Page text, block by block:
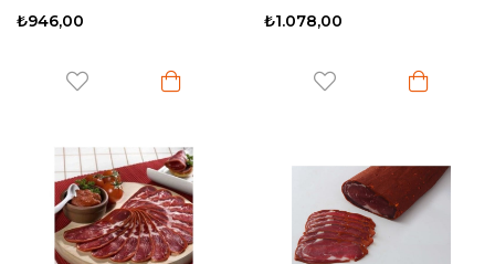
₺946,00 ₺1.078,00